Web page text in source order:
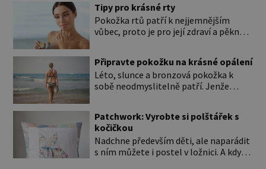
Přesto byste si měli staršího psa více
všímat, aby vám neunikly důležité
signály, že něco není v pořádku. Včasná
život. Hůře tráví U starších […]
Tipy pro krásné rty
Pokožka rtů patří k nejjemnějším
vůbec, proto je pro její zdraví a pěkný
ale také mnohem tenčí povrchovou
vrstvou než ostatní pleť a pokožka.
Nezvláčňují je žádné mazové žlázy,
a náchylné k vysychání a praskání.
Balzám na […]
Připravte pokožku na krásné opálení
Léto, slunce a bronzová pokožka k
sobě neodmyslitelně patří. Jenže
se kůže. Spálená pokožka není
známkou „základu“ pro opálení, ale
reakcí na nadměrné UV záření. Pokud
chcete, aby pleť i pokožka těla
Patchwork: Vyrobte si polštářek s
kočičkou
Nadchne především děti, ale naparádit
s ním můžete i postel v ložnici. A když